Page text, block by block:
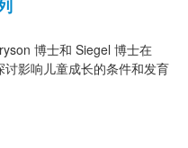
博士和 Siegel 博士在
影响儿童成长的条件和发育